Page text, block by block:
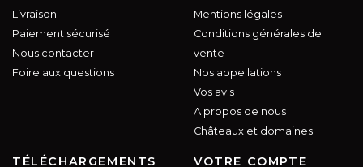
Livraison
Paiement sécurisé
Nous contacter
Foire aux questions
Mentions légales
Conditions générales de
vente
Nos appellations
Vos avis
A propos de nous
Châteaux et domaines
TÉLÉCHARGEMENTS VOTRE COMPTE